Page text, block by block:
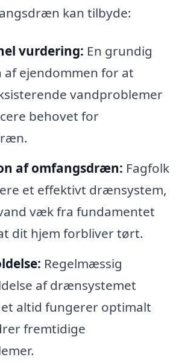
kan tilbyde:
vurdering: En grundig
af ejendommen for at
vandproblemer
behovet for
af omfangsdræn: Fagfolk
et effektivt drænsystem,
væk fra fundamentet
dit hjem forbliver tørt.
Regelmæssig
af drænsystemet
altid fungerer optimalt
fremtidige